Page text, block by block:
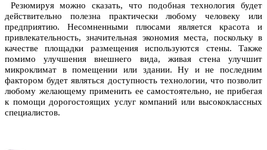
Резюмируя можно сказать, что подобная технология будет
действительно полезна практически любому человеку или
предприятию. Несомненными плюсами является красота и
привлекательность, значительная экономия места, поскольку в
качестве площадки размещения используются стены. Также
помимо улучшения внешнего вида, живая стена улучшит
микроклимат в помещении или здании. Ну и не последним
фактором будет являться доступность технологии, что позволит
любому желающему применить ее самостоятельно, не прибегая
к помощи дорогостоящих услуг компаний или высококлассных
специалистов.